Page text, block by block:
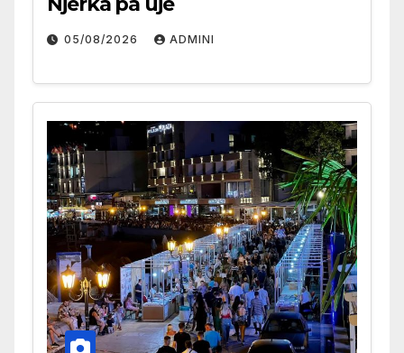
05/08/2026 ADMINI